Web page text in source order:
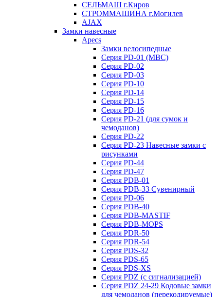
СЕЛЬМАШ г.Киров
СТРОММАШИНА г.Могилев
AJAX
Замки навесные
Apecs
Замки велосипедные
Серия PD-01 (МВС)
Серия PD-02
Серия PD-03
Серия PD-10
Серия PD-14
Серия PD-15
Серия PD-16
Серия PD-21 (для сумок и
чемоданов)
Серия PD-22
Серия PD-23 Навесные замки с
рисунками
Серия PD-44
Серия PD-47
Серия PDB-01
Серия PDB-33 Сувенирный
Серия PD-06
Серия PDB-40
Серия PDB-MASTIF
Серия PDB-MOPS
Серия PDR-50
Серия PDR-54
Серия PDS-32
Серия PDS-65
Серия PDS-XS
Серия PDZ (с сигнализацией)
Серия PDZ 24-29 Кодовые замки
для чемоданов (перекодируемые)